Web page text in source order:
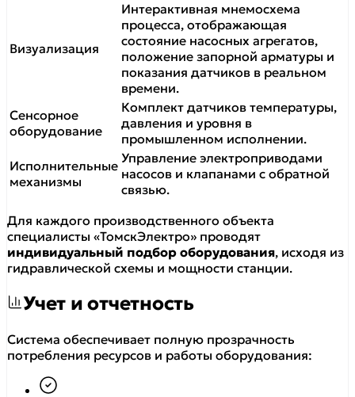
Визуализация
Интерактивная мнемосхема
процесса, отображающая
состояние насосных агрегатов,
положение запорной арматуры и
показания датчиков в реальном
времени.
Сенсорное
оборудование
Комплект датчиков температуры,
давления и уровня в
промышленном исполнении.
Исполнительные
механизмы
Управление электроприводами
насосов и клапанами с обратной
связью.
Для каждого производственного объекта
специалисты «ТомскЭлектро» проводят
индивидуальный подбор оборудования, исходя из
гидравлической схемы и мощности станции.
Учет и отчетность
Система обеспечивает полную прозрачность
потребления ресурсов и работы оборудования: